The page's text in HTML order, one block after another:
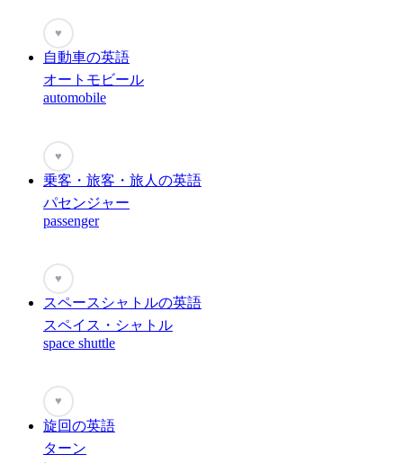
♥
自動車の英語
オートモビール
automobile
♥
乗客・旅客・旅人の英語
パセンジャー
passenger
♥
スペースシャトルの英語
スペイス・シャトル
space shuttle
♥
旋回の英語
ターン